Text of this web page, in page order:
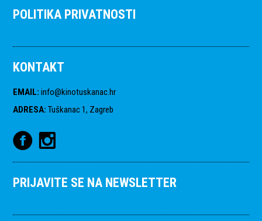
POLITIKA PRIVATNOSTI
KONTAKT
EMAIL: info@kinotuskanac.hr
ADRESA: Tuškanac 1, Zagreb
PRIJAVITE SE NA NEWSLETTER